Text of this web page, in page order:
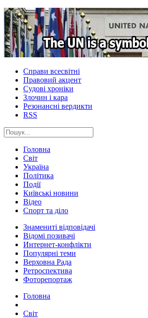
Справи всесвітні
Правовий акцент
Судові хроніки
Злочин і кара
Резонансні вердикти
RSS
Головна
Світ
Україна
Політика
Події
Київські новини
Відео
Спорт та діло
Знамениті відповідачі
Відомі позивачі
Интернет-конфлікти
Популярні теми
Верховна Рада
Ретроспектива
Фоторепортаж
Головна
Світ